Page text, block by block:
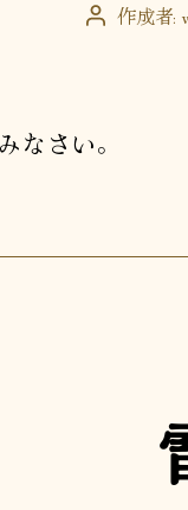
投 作成者:
なさい。